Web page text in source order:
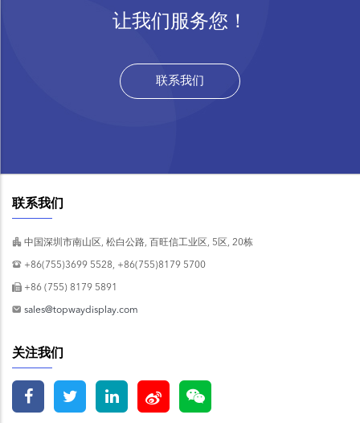
让我们服务您！
联系我们
联系我们
中国深圳市南山区, 松白公路, 百旺信工业区, 5区, 20栋
+86(755)3699 5528, +86(755)8179 5700
+86 (755) 8179 5891
sales@topwaydisplay.com
关注我们